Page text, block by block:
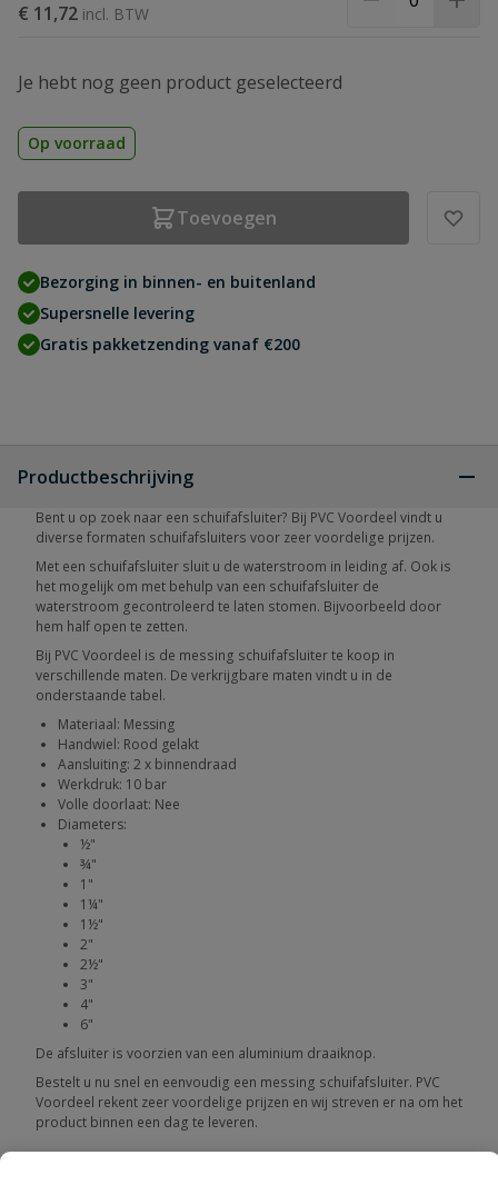
€ 11,72
Je hebt nog geen product geselecteerd
Op voorraad
Toevoegen
Bezorging in binnen- en buitenland
Supersnelle levering
Gratis pakketzending vanaf €200
Productbeschrijving
Bent u op zoek naar een schuifafsluiter? Bij PVC Voordeel vindt u
diverse formaten schuifafsluiters voor zeer voordelige prijzen.
Met een schuifafsluiter sluit u de waterstroom in leiding af. Ook is
het mogelijk om met behulp van een schuifafsluiter de
waterstroom gecontroleerd te laten stomen. Bijvoorbeeld door
hem half open te zetten.
Bij PVC Voordeel is de messing schuifafsluiter te koop in
verschillende maten. De verkrijgbare maten vindt u in de
onderstaande tabel.
Materiaal: Messing
Handwiel: Rood gelakt
Aansluiting: 2 x binnendraad
Werkdruk: 10 bar
Volle doorlaat: Nee
Diameters:
½"
¾"
1"
1¼"
1½"
2"
2½"
3"
4"
6"
De afsluiter is voorzien van een aluminium draaiknop.
Bestelt u nu snel en eenvoudig een messing schuifafsluiter. PVC
Voordeel rekent zeer voordelige prijzen en wij streven er na om het
product binnen een dag te leveren.